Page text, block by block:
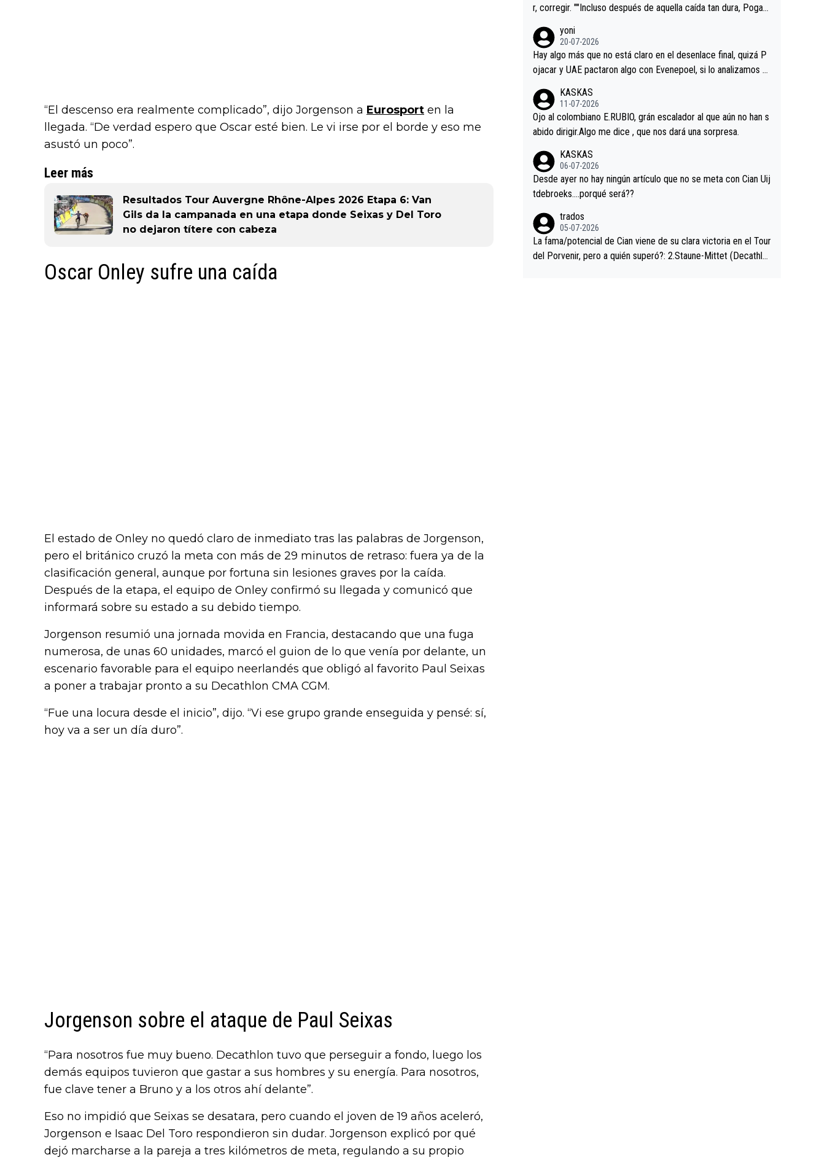
“El descenso era realmente complicado”, dijo Jorgenson a Eurosport en la
llegada. “De verdad espero que Oscar esté bien. Le vi irse por el borde y eso me
asustó un poco”.
Leer más
Resultados Tour Auvergne Rhône-Alpes 2026 Etapa 6: Van
Gils da la campanada en una etapa donde Seixas y Del Toro
no dejaron títere con cabeza
Oscar Onley sufre una caída
El estado de Onley no quedó claro de inmediato tras las palabras de Jorgenson,
pero el británico cruzó la meta con más de 29 minutos de retraso: fuera ya de la
clasificación general, aunque por fortuna sin lesiones graves por la caída.
Después de la etapa, el equipo de Onley confirmó su llegada y comunicó que
informará sobre su estado a su debido tiempo.
Jorgenson resumió una jornada movida en Francia, destacando que una fuga
numerosa, de unas 60 unidades, marcó el guion de lo que venía por delante, un
escenario favorable para el equipo neerlandés que obligó al favorito Paul Seixas
a poner a trabajar pronto a su Decathlon CMA CGM.
“Fue una locura desde el inicio”, dijo. “Vi ese grupo grande enseguida y pensé: sí,
hoy va a ser un día duro”.
Jorgenson sobre el ataque de Paul Seixas
“Para nosotros fue muy bueno. Decathlon tuvo que perseguir a fondo, luego los
demás equipos tuvieron que gastar a sus hombres y su energía. Para nosotros,
fue clave tener a Bruno y a los otros ahí delante”.
Eso no impidió que Seixas se desatara, pero cuando el joven de 19 años aceleró,
Jorgenson e Isaac Del Toro respondieron sin dudar. Jorgenson explicó por qué
dejó marcharse a la pareja a tres kilómetros de meta, regulando a su propio
r, corregir. ""Incluso después de aquella caída tan dura, Pogac
rd permaneció pegado a su rueda. Parecía increíble la forma
en la que era capaz de controlar el miedo", recordó."
yoni
20-07-2026
Hay algo más que no está claro en el desenlace final, quizá P
ojacar y UAE pactaron algo con Evenepoel, si lo analizamos P
casi sin pedalear, luego está el saludo con Evenepoel dándose
la mano de una manera muy fraternal, más allá de los típicos t
oques en el hombro con que saludaba a Vingegard. Ahí hubo u
o aprieta, a ver si por querer poner a Del Toro con calzador e
n posición de podio UAE y Pojacar se van complicar el tour.
KASKAS
11-07-2026
Ojo al colombiano E.RUBIO, grán escalador al que aún no han s
abido dirigir.Algo me dice , que nos dará una sorpresa.
KASKAS
06-07-2026
Desde ayer no hay ningún artículo que no se meta con Cian Uij
tdebroeks….porqué será??
trados
05-07-2026
La fama/potencial de Cian viene de su clara victoria en el Tour
del Porvenir, pero a quién superó?: 2.Staune-Mittet (Decathlo